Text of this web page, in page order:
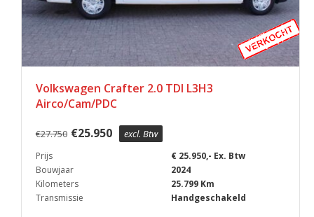
Volkswagen Crafter 2.0 TDI L3H3
Airco/Cam/PDC
€27.750 €25.950 excl. Btw
Prijs
€ 25.950,- Ex. Btw
Bouwjaar
2024
Kilometers
25.799 Km
Transmissie
Handgeschakeld